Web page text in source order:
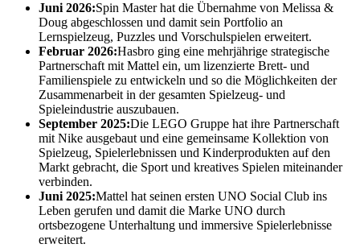
Juni 2026:Spin Master hat die Übernahme von Melissa &
Doug abgeschlossen und damit sein Portfolio an
Lernspielzeug, Puzzles und Vorschulspielen erweitert.
Februar 2026:Hasbro ging eine mehrjährige strategische
Partnerschaft mit Mattel ein, um lizenzierte Brett- und
Familienspiele zu entwickeln und so die Möglichkeiten der
Zusammenarbeit in der gesamten Spielzeug- und
Spieleindustrie auszubauen.
September 2025:Die LEGO Gruppe hat ihre Partnerschaft
mit Nike ausgebaut und eine gemeinsame Kollektion von
Spielzeug, Spielerlebnissen und Kinderprodukten auf den
Markt gebracht, die Sport und kreatives Spielen miteinander
verbinden.
Juni 2025:Mattel hat seinen ersten UNO Social Club ins
Leben gerufen und damit die Marke UNO durch
ortsbezogene Unterhaltung und immersive Spielerlebnisse
erweitert.